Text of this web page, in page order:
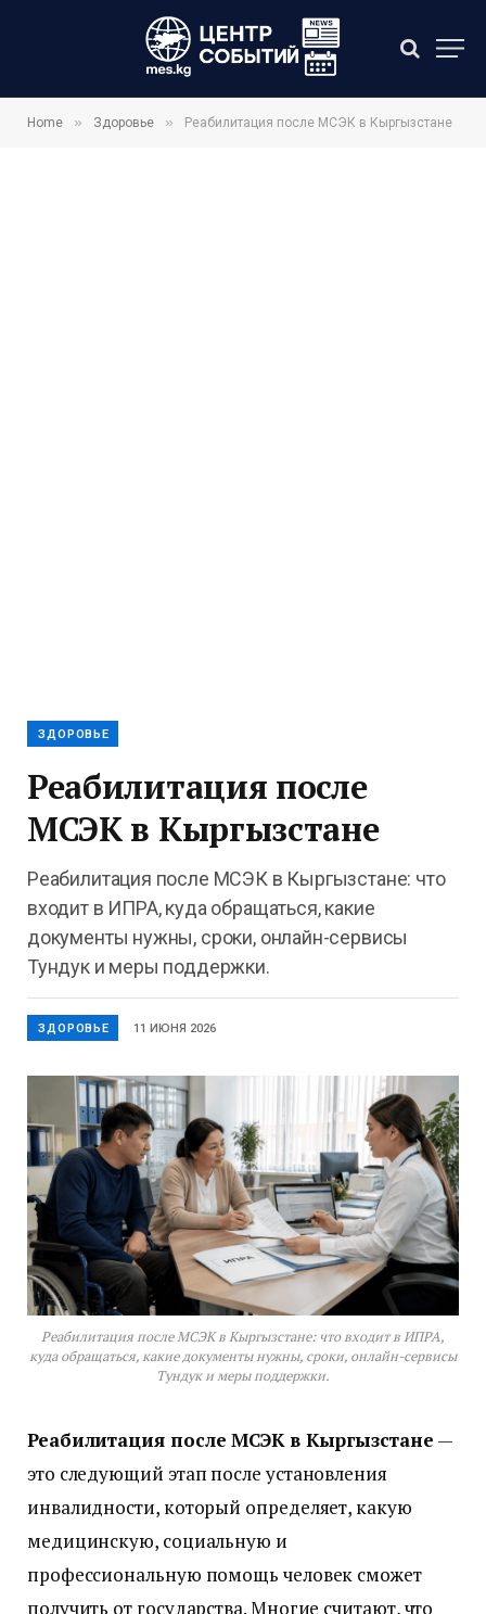
Home » Здоровье » Реабилитация после МСЭК в Кыргызстане
ЗДОРОВЬЕ
Реабилитация после
МСЭК в Кыргызстане
Реабилитация после МСЭК в Кыргызстане: что
входит в ИПРА, куда обращаться, какие
документы нужны, сроки, онлайн-сервисы
Тундук и меры поддержки.
ЗДОРОВЬЕ 11 ИЮНЯ 2026
Реабилитация после МСЭК в Кыргызстане: что входит в ИПРА,
куда обращаться, какие документы нужны, сроки, онлайн-сервисы
Тундук и меры поддержки.
Реабилитация после МСЭК в Кыргызстане —
это следующий этап после установления
инвалидности, который определяет, какую
медицинскую, социальную и
профессиональную помощь человек сможет
получить от государства. Многие считают, что